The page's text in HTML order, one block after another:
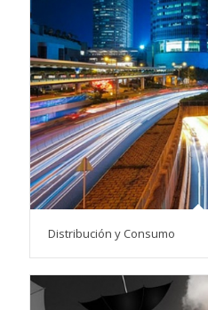
Distribución y Consumo